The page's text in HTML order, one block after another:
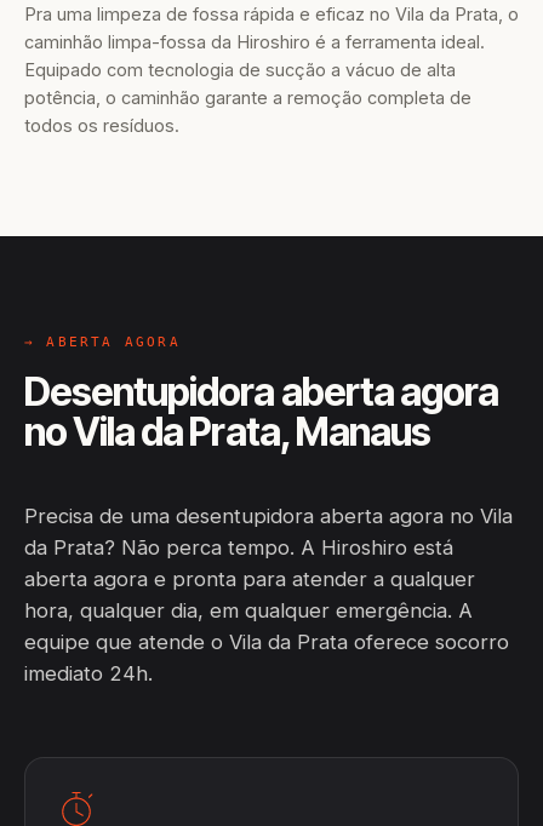
Pra uma limpeza de fossa rápida e eficaz no Vila da Prata, o
caminhão limpa-fossa da Hiroshiro é a ferramenta ideal.
Equipado com tecnologia de sucção a vácuo de alta
potência, o caminhão garante a remoção completa de
todos os resíduos.
→ ABERTA AGORA
Desentupidora aberta agora
no Vila da Prata, Manaus
Precisa de uma desentupidora aberta agora no Vila
da Prata? Não perca tempo. A Hiroshiro está
aberta agora e pronta para atender a qualquer
hora, qualquer dia, em qualquer emergência. A
equipe que atende o Vila da Prata oferece socorro
imediato 24h.